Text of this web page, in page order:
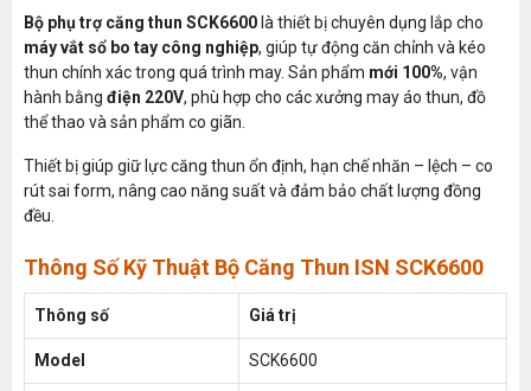
Bộ phụ trợ căng thun SCK6600là thiết bị chuyên dụng lắp cho
máy vắt sổ bo tay công nghiệp, giúp tự động căn chỉnh và kéo
thun chính xác trong quá trình may. Sản phẩm mới 100%, vận
hành bằng điện 220V, phù hợp cho các xưởng may áo thun, đồ
thể thao và sản phẩm co giãn.
Thiết bị giúp giữ lực căng thun ổn định, hạn chế nhăn – lệch – co
rút sai form, nâng cao năng suất và đảm bảo chất lượng đồng
đều.
Thông Số Kỹ Thuật Bộ Căng Thun ISN SCK6600
Thông số Giá trị
Model SCK6600